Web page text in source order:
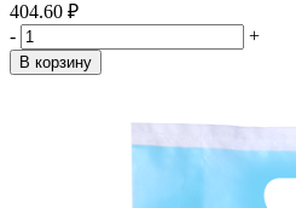
404.60 ₽
-
+
В корзину